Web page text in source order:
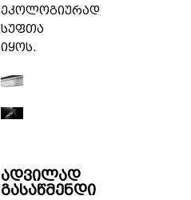
ეკოლოგიურად
სუფთა
იყოს.
ადვილად
გასაწმენდი